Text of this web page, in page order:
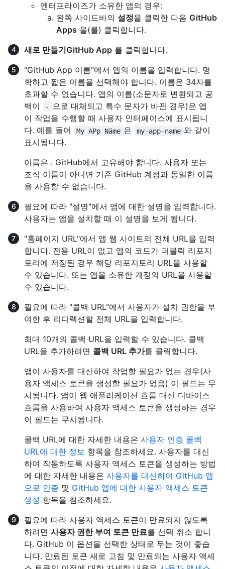
엔터프라이즈가 소유한 앱의 경우:
왼쪽 사이드바의 설정을 클릭한 다음 GitHub
Apps 을(를) 클릭합니다.
새로 만들기GitHub App 를 클릭합니다.
"GitHub App 이름"에서 앱의 이름을 입력합니다. 명
확하고 짧은 이름을 선택해야 합니다. 이름은 34자를
초과할 수 없습니다. 앱의 이름(소문자로 변환되고 공
백이
- 으로 대체되고 특수 문자가 바뀐 경우)은 앱
이 작업을 수행할 때 사용자 인터페이스에 표시됩니
다. 예를 들어
My APp Näme 은 my-app-name 와 같이
표시됩니다.
이름은 . GitHub에서 고유해야 합니다. 사용자 또는
조직 이름이 아니면 기존 GitHub 계정과 동일한 이름
을 사용할 수 없습니다.
필요에 따라 "설명"에서 앱에 대한 설명을 입력합니다.
사용자는 앱을 설치할 때 이 설명을 보게 됩니다.
"홈페이지 URL"에서 앱 웹 사이트의 전체 URL을 입력
합니다. 전용 URL이 없고 앱의 코드가 퍼블릭 리포지
토리에 저장된 경우 해당 리포지토리 URL을 사용할
수 있습니다. 또는 앱을 소유한 계정의 URL을 사용할
수 있습니다.
필요에 따라 "콜백 URL"에서 사용자가 설치 권한을 부
여한 후 리디렉션할 전체 URL을 입력합니다.
최대 10개의 콜백 URL을 입력할 수 있습니다. 콜백
URL을 추가하려면 콜백 URL 추가를 클릭합니다.
앱이 사용자를 대신하여 작업할 필요가 없는 경우(사
용자 액세스 토큰을 생성할 필요가 없음) 이 필드는 무
시됩니다. 앱이 웹 애플리케이션 흐름 대신 디바이스
흐름을 사용하여 사용자 액세스 토큰을 생성하는 경우
이 필드는 무시됩니다.
콜백 URL에 대한 자세한 내용은 사용자 인증 콜백
URL에 대한 정보 항목을 참조하세요. 사용자를 대신
하여 작동하도록 사용자 액세스 토큰을 생성하는 방법
에 대한 자세한 내용은 사용자를 대신하여 GitHub 앱
으로 인증 및 GitHub 앱에 대한 사용자 액세스 토큰
생성 항목을 참조하세요.
필요에 따라 사용자 액세스 토큰이 만료되지 않도록
하려면 사용자 권한 부여 토큰 만료를 선택 취소 합니
다. GitHub 이 옵션을 선택한 상태로 두는 것이 좋습
니다. 만료된 토큰 새로 고침 및 만료되는 사용자 액세